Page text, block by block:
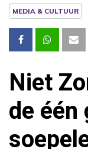
MEDIA & CULTUUR
Niet
de